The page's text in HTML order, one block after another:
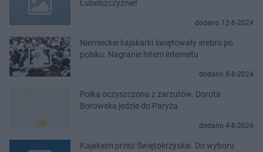
Lubelszczyźnie!
dodano 12-8-2024
Niemieckie kajakarki świętowały srebro po
polsku. Nagranie hitem internetu
dodano 8-8-2024
Polka oczyszczona z zarzutów. Dorota
Borowska jedzie do Paryża
dodano 4-8-2024
Kajakiem przez Świętokrzyskie. Do wyboru